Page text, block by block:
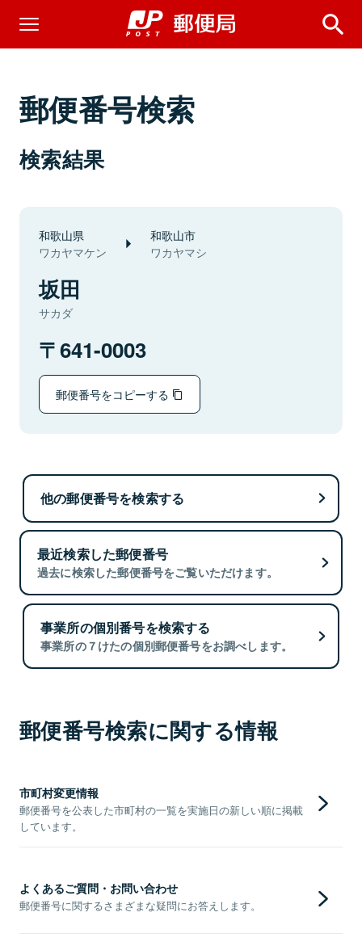
郵便番号検索
検索結果
和歌山県
ワカヤマケン
和歌山市
ワカヤマシ
坂田
サカダ
641-0003
郵便番号をコピーする
他の郵便番号を検索する
最近検索した郵便番号
過去に検索した郵便番号をご覧いただけます。
事業所の個別番号を検索する
事業所の７けたの個別郵便番号をお調べします。
郵便番号検索に関する情報
市町村変更情報
郵便番号を公表した市町村の一覧を実施日の新しい順に掲載
しています。
よくあるご質問・お問い合わせ
郵便番号に関するさまざまな疑問にお答えします。